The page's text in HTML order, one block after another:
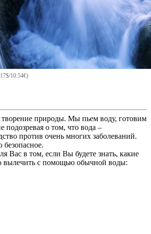
10.54€)
природы. Мы пьем воду, готовим
подозревая о том, что вода –
против очень многих заболеваний.
Вас в том, если Вы будете знать, какие
вылечить с помощью обычной воды: